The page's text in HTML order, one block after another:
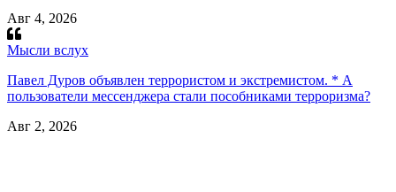
Авг 4, 2026
Мысли вслух
Павел Дуров объявлен террористом и экстремистом. * А
пользователи мессенджера стали пособниками терроризма?
Авг 2, 2026